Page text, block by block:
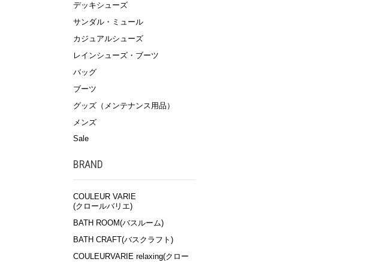
デッキシューズ
サンダル・ミュール
カジュアルシューズ
レインシューズ・ブーツ
バッグ
ブーツ
グッズ（メンテナンス用品）
メンズ
Sale
BRAND
COULEUR VARIE
(クロールバリエ)
BATH ROOM(バスルーム)
BATH CRAFT(バスクラフト)
COULEURVARIE relaxing(クロー